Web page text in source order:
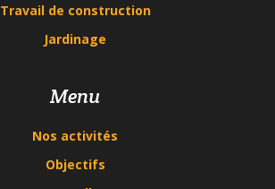
Travail de construction
Jardinage
Menu
Nos activités
Objectifs